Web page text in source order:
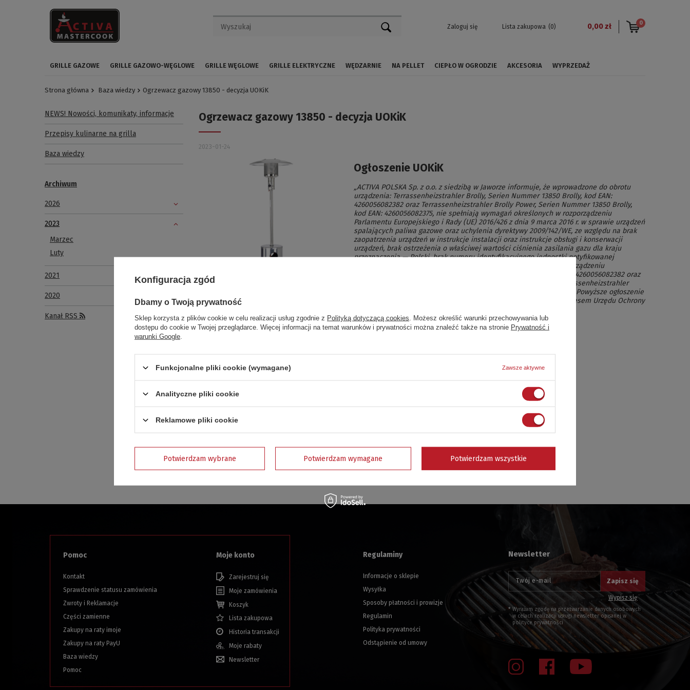
Zaloguj się Lista zakupowa (0) 0,00 zł 0
GRILLE GAZOWE GRILLE GAZOWO-WĘGLOWE GRILLE WĘGLOWE GRILLE ELEKTRYCZNE WĘDZARNIE NA PELLET CIEPŁO W OGRODZIE AKCESORIA WYPRZEDAŻ
Strona główna Baza wiedzy Ogrzewacz gazowy 13850 - decyzja UOKiK
NEWS! Nowości, komunikaty, informacje
Przepisy kulinarne na grilla
Baza wiedzy
Archiwum
2026
2023
Marzec
Luty
2021
2020
Kanał RSS
Ogrzewacz gazowy 13850 - decyzja UOKiK
2023-01-24
Ogłoszenie UOKiK
„ACTIVA POLSKA Sp. z o.o. z siedzibą w Jaworze informuje, że wprowadzone do obrotu
urządzenia: Terrassenheizstrahler Brolly, Serien Nummer 13850 Brolly, kod EAN:
4260056082382 oraz Terrassenheizstrahler Brolly Power, Serien Nummer 13850 Brolly,
kod EAN: 4260056082375, nie spełniają wymagań określonych w rozporządzeniu
Parlamentu Europejskiego i Rady (UE) 2016/426 z dnia 9 marca 2016 r. w sprawie urządzeń
spalających paliwa gazowe oraz uchylenia dyrektywy 2009/142/WE, ze względu na brak
zaopatrzenia urządzeń w instrukcje instalacji oraz instrukcje obsługi i konserwacji
urządzeń, brak ostrzeżenia o właściwej wartości ciśnienia zasilania gazu dla kraju
przeznaczenia — Polski, brak numeru identyfikacyjnego jednostki notyfikowanej
zaangażowanej na etapie kontroli produkcji za oznakowaniem na urządzeniu
Terrassenheizstrahler Broiły, Serien Nummer 13850 Brolly, kod EAN: 4260056082382 oraz
wszystkich wymaganych ostrzeżeń na opakowaniu urządzenia Terrassenheizstrahler
Brolly Power, Serien Nummer 13850 Brolly, kod EAN: 4260056082375. Powyższe ogłoszenie
publikuje się w związku z prowadzonym postępowaniem przed Prezesem Urzędu Ochrony
Klientów posiadających ww. ogrzewacz gazowy prosimy o kontakt w celu dokonania zwrotu.
05-085 STARE GNATOWICE
Za powstałe niedogodności przepraszamy.
Z poważaniem Activa Polska
Pomoc
Kontakt
Sprawdzenie statusu zamówienia
Zwroty i Reklamacje
Części zamienne
Zakupy na raty imoje
Zakupy na raty PayU
Baza wiedzy
Pomoc
Moje konto
Zarejestruj się
Moje zamówienia
Koszyk
Lista zakupowa
Historia transakcji
Moje rabaty
Newsletter
Regulaminy
Informacje o sklepie
Wysyłka
Sposoby płatności i prowizje
Regulamin
Polityka prywatności
Odstąpienie od umowy
Newsletter
Twój e-mail Zapisz się
Wypisz się
Wyrażam zgodę na przetwarzanie danych osobowych
w celach realizacji usługi newsletter opisanej w
polityce prywatności
Konfiguracja zgód
Dbamy o Twoją prywatność
Sklep korzysta z plików cookie w celu realizacji usług zgodnie z Polityką dotyczącą cookies . Możesz określić warunki przechowywania lub
dostępu do cookie w Twojej przeglądarce. Więcej informacji na temat warunków i prywatności można znaleźć także na stronie Prywatność i
warunki Google
Funkcjonalne pliki cookie (wymagane) Zawsze aktywne
Analityczne pliki cookie
Reklamowe pliki cookie
Potwierdzam wybrane Potwierdzam wymagane Potwierdzam wszystkie